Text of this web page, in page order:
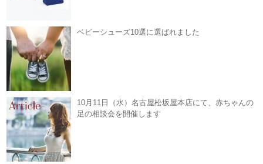
ベビーシューズ10選に選ばれました
10月11日（水）名古屋松坂屋本店にて、赤ちゃんの
足の相談会を開催します